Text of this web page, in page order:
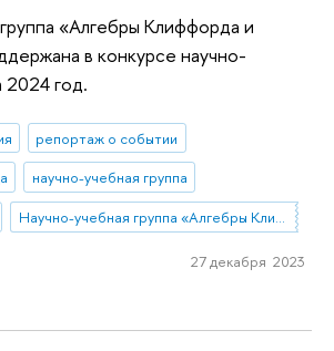
«Алгебры Клиффорда и
в конкурсе научно-
2024 год.
репортаж о событии
научно-учебная группа
Научно-учебная группа «Алгебры Клиффорда и матричные методы: теория и приложения»
27 декабря 2023